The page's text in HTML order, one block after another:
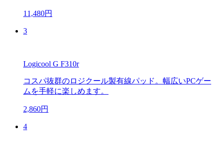
11,480円
3
Logicool G F310r
コスパ抜群のロジクール製有線パッド。幅広いPCゲー
ムを手軽に楽しめます。
2,860円
4